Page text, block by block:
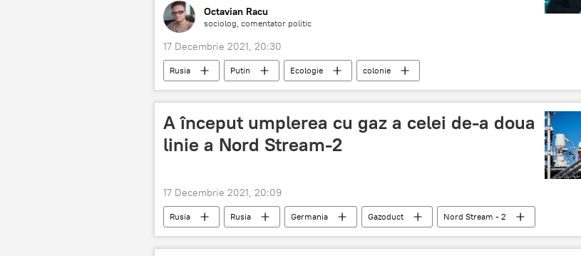
Octavian Racu
sociolog, comentator politic
17 Decembrie 2021, 20:30
Rusia Putin Ecologie colonie
A început umplerea cu gaz a celei de-a doua
linie a Nord Stream-2
17 Decembrie 2021, 20:09
Rusia Rusia Germania Gazoduct Nord Stream - 2